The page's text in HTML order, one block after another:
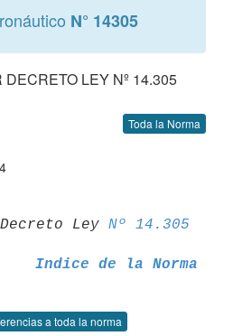
N° 14305
LEY Nº 14.305
Toda la Norma
Decreto Ley Nº 14.305
Indice de la Norma
a toda la norma